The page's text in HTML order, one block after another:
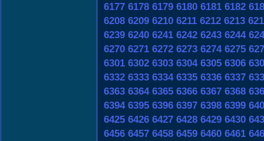
6177 6178 6179 6180 6181 6182
6208 6209 6210 6211 6212 6213
6239 6240 6241 6242 6243 6244
6270 6271 6272 6273 6274 6275
6301 6302 6303 6304 6305 6306
6332 6333 6334 6335 6336 6337
6363 6364 6365 6366 6367 6368
6394 6395 6396 6397 6398 6399
6425 6426 6427 6428 6429 6430
6456 6457 6458 6459 6460 6461